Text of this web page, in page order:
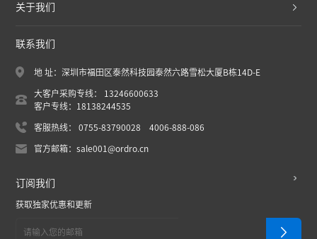
关于我们
联系我们
地 址：深圳市福田区泰然科技园泰然六路雪松大厦B栋14D-E
大客户采购专线： 13246600633
客户专线：18138244535
客服热线： 0755-83790028 4006-888-086
官方邮箱：sale001@ordro.cn
订阅我们
获取独家优惠和更新